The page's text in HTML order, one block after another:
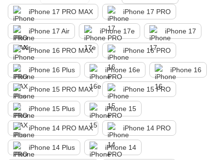
iPhone 17 PRO MAX iPhone 17 PRO
iPhone 17 Air iPhone 17e iPhone 17
iPhone 16 PRO MAX iPhone 16 PRO
iPhone 16 Plus iPhone 16e iPhone 16
iPhone 15 PRO MAX iPhone 15 PRO
iPhone 15 Plus iPhone 15
iPhone 14 PRO MAX iPhone 14 PRO
iPhone 14 Plus iPhone 14